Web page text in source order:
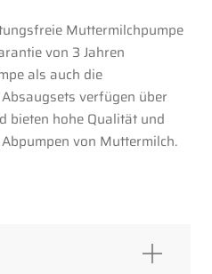
Muttermilchpumpe
von 3 Jahren
als auch die
verfügen über
bieten hohe Qualität und
von Muttermilch.